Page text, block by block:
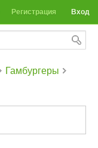
Вход
Регистрация
Гамбургеры